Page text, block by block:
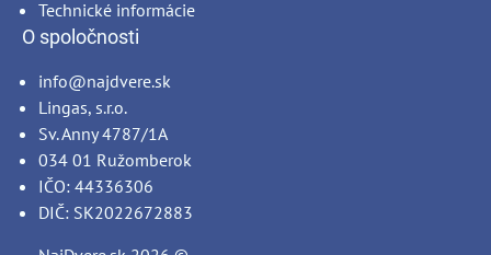
Technické informácie
O spoločnosti
info@najdvere.sk
Lingas, s.r.o.
Sv. Anny 4787/1A
034 01 Ružomberok
IČO: 44336306
DIČ: SK2022672883